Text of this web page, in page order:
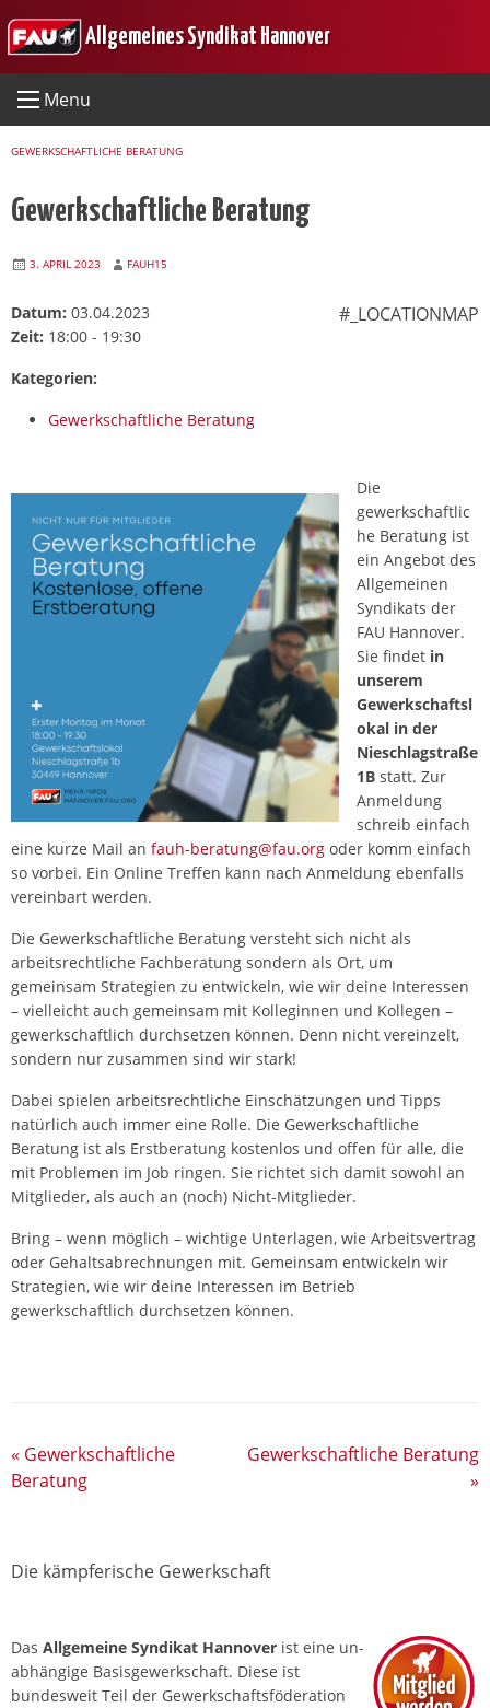
to
Allgemeines Syndikat Hannover
Menu
GEWERKSCHAFTLICHE BERATUNG
Gewerkschaftliche Beratung
3. APRIL 2023 FAUH15
#_LOCATIONMAP
Datum: 03.04.2023
Zeit: 18:00 - 19:30
Kategorien:
Gewerkschaftliche Beratung
Die
gewerkschaftlic
he Beratung ist
ein Angebot des
Allgemeinen
Syndikats der
FAU Hannover.
Sie findet in
unserem
Gewerkschaftsl
okal in der
Nieschlagstraße
1B statt. Zur
Anmeldung
schreib einfach
eine kurze Mail an fauh-beratung@fau.org oder komm einfach
so vorbei. Ein Online Treffen kann nach Anmeldung ebenfalls
vereinbart werden.
Die Gewerkschaftliche Beratung versteht sich nicht als
arbeitsrechtliche Fachberatung sondern als Ort, um
gemeinsam Strategien zu entwickeln, wie wir deine Interessen
– vielleicht auch gemeinsam mit Kolleginnen und Kollegen –
gewerkschaftlich durchsetzen können. Denn nicht vereinzelt,
sondern nur zusammen sind wir stark!
Dabei spielen arbeitsrechtliche Einschätzungen und Tipps
natürlich auch immer eine Rolle. Die Gewerkschaftliche
Beratung ist als Erstberatung kostenlos und offen für alle, die
mit Problemen im Job ringen. Sie richtet sich damit sowohl an
Mitglieder, als auch an (noch) Nicht-Mitglieder.
Bring – wenn möglich – wichtige Unterlagen, wie Arbeitsvertrag
oder Gehaltsabrechnungen mit. Gemeinsam entwickeln wir
Strategien, wie wir deine Interessen im Betrieb
gewerkschaftlich durchsetzen können.
« Gewerkschaftliche
Beratung
Gewerkschaftliche Beratung
»
Die kämpferische Gewerkschaft
Das Allgemeine Syndikat Hannover ist eine un­
abhängige Basis­gewerkschaft. Diese ist
bundesweit Teil der Gewerkschafts­föderation